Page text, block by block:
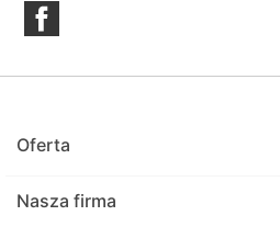
Oferta
Nasza firma